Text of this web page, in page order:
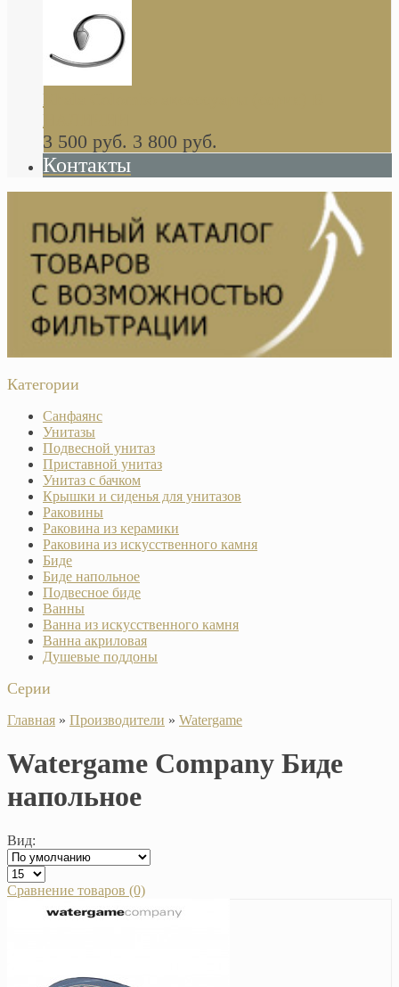
Khala Colombo аксессуары (серия) В
НАЛИЧИИ
3 500 руб. 3 800 руб.
Контакты
Категории
Санфаянс
Унитазы
Подвесной унитаз
Приставной унитаз
Унитаз с бачком
Крышки и сиденья для унитазов
Раковины
Раковина из керамики
Раковина из искусственного камня
Биде
Биде напольное
Подвесное биде
Ванны
Ванна из искусственного камня
Ванна акриловая
Душевые поддоны
Серии
Главная » Производители » Watergame
Watergame Company Биде
напольное
Вид:
Сравнение товаров (0)